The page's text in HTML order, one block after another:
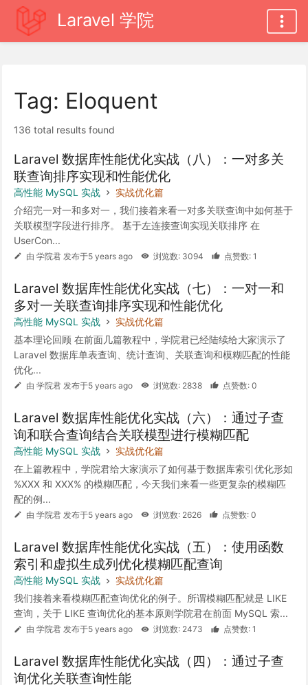
Laravel 学院
Tag: Eloquent
136 total results found
Laravel 数据库性能优化实战（八）：一对多关
联查询排序实现和性能优化
高性能 MySQL 实战
实战优化篇
介绍完一对一和多对一，我们接着来看一对多关联查询中如何基于
关联模型字段进行排序。 基于左连接查询实现关联排序 在
UserCon...
由 学院君 发布于5 years ago 浏览数: 3094 点赞数: 1
Laravel 数据库性能优化实战（七）：一对一和
多对一关联查询排序实现和性能优化
高性能 MySQL 实战
实战优化篇
基本理论回顾 在前面几篇教程中，学院君已经陆续给大家演示了
Laravel 数据库单表查询、统计查询、关联查询和模糊匹配的性能
优化...
由 学院君 发布于5 years ago 浏览数: 2838 点赞数: 0
Laravel 数据库性能优化实战（六）：通过子查
询和联合查询结合关联模型进行模糊匹配
高性能 MySQL 实战
实战优化篇
在上篇教程中，学院君给大家演示了如何基于数据库索引优化形如
%XXX 和 XXX% 的模糊匹配，今天我们来看一些更复杂的模糊匹
配的例...
由 学院君 发布于5 years ago 浏览数: 2626 点赞数: 0
Laravel 数据库性能优化实战（五）：使用函数
索引和虚拟生成列优化模糊匹配查询
高性能 MySQL 实战
实战优化篇
我们接着来看模糊匹配查询优化的例子。所谓模糊匹配就是 LIKE
查询，关于 LIKE 查询优化的基本原则学院君在前面 MySQL 索...
由 学院君 发布于5 years ago 浏览数: 2473 点赞数: 1
Laravel 数据库性能优化实战（四）：通过子查
询优化关联查询性能